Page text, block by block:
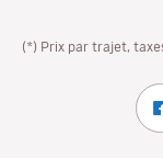
(*) Prix par trajet,